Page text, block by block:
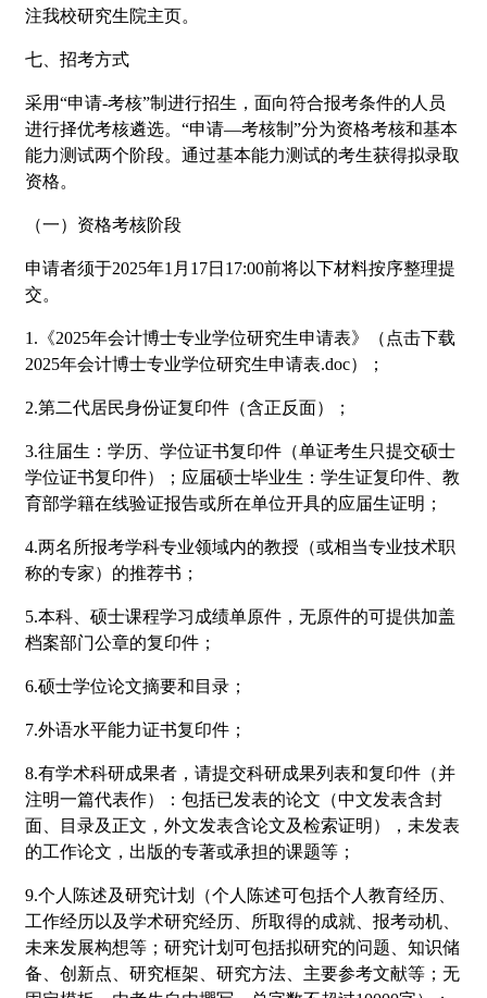
注我校研究生院主页。
七、招考方式
采用“申请-考核”制进行招生，面向符合报考条件的人员
进行择优考核遴选。“申请—考核制”分为资格考核和基本
能力测试两个阶段。通过基本能力测试的考生获得拟录取
资格。
（一）资格考核阶段
申请者须于2025年1月17日17:00前将以下材料按序整理提
交。
1.《2025年会计博士专业学位研究生申请表》（点击下载
2025年会计博士专业学位研究生申请表.doc）；
2.第二代居民身份证复印件（含正反面）；
3.往届生：学历、学位证书复印件（单证考生只提交硕士
学位证书复印件）；应届硕士毕业生：学生证复印件、教
育部学籍在线验证报告或所在单位开具的应届生证明；
4.两名所报考学科专业领域内的教授（或相当专业技术职
称的专家）的推荐书；
5.本科、硕士课程学习成绩单原件，无原件的可提供加盖
档案部门公章的复印件；
6.硕士学位论文摘要和目录；
7.外语水平能力证书复印件；
8.有学术科研成果者，请提交科研成果列表和复印件（并
注明一篇代表作）：包括已发表的论文（中文发表含封
面、目录及正文，外文发表含论文及检索证明），未发表
的工作论文，出版的专著或承担的课题等；
9.个人陈述及研究计划（个人陈述可包括个人教育经历、
工作经历以及学术研究经历、所取得的成就、报考动机、
未来发展构想等；研究计划可包括拟研究的问题、知识储
备、创新点、研究框架、研究方法、主要参考文献等；无